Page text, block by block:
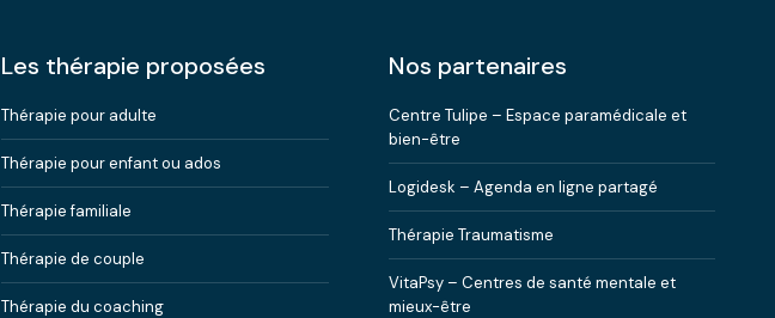
Les thérapie proposées
Thérapie pour adulte
Thérapie pour enfant ou ados
Thérapie familiale
Thérapie de couple
Thérapie du coaching
Nos partenaires
Centre Tulipe – Espace paramédicale et
bien-être
Logidesk – Agenda en ligne partagé
Thérapie Traumatisme
VitaPsy – Centres de santé mentale et
mieux-être